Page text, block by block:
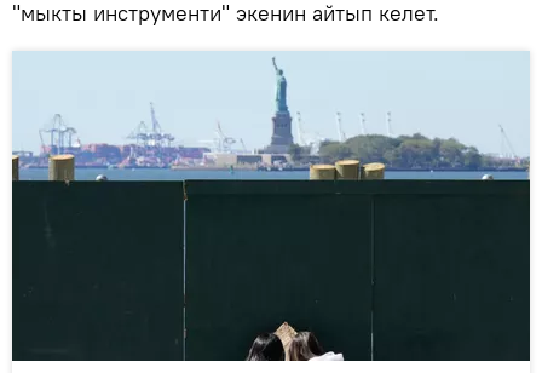
"мыкты инструменти" экенин айтып келет.